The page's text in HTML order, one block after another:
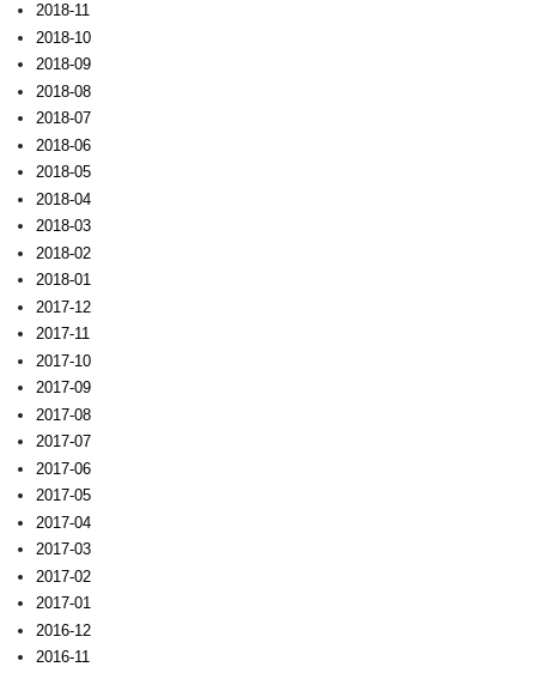
2018-11
2018-10
2018-09
2018-08
2018-07
2018-06
2018-05
2018-04
2018-03
2018-02
2018-01
2017-12
2017-11
2017-10
2017-09
2017-08
2017-07
2017-06
2017-05
2017-04
2017-03
2017-02
2017-01
2016-12
2016-11